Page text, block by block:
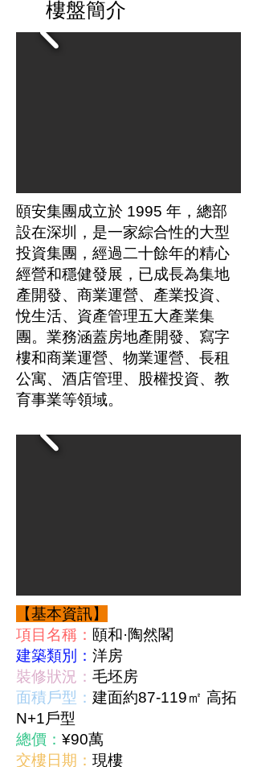
樓盤簡介
頤安集團成立於 1995 年，總部
設在深圳，是一家綜合性的大型
投資集團，經過二十餘年的精心
經營和穩健發展，已成長為集地
產開發、商業運營、產業投資、
悅生活、資產管理五大產業集
團。業務涵蓋房地產開發、寫字
樓和商業運營、物業運營、長租
公寓、酒店管理、股權投資、教
育事業等領域。
【基本資訊】
項目名稱： 頤和·陶然閣
建築類別： 洋房
裝修狀況： 毛坯房
面積戶型： 建面約87-119㎡ 高拓
N+1戶型
總價： ¥90萬
交樓日期： 現樓